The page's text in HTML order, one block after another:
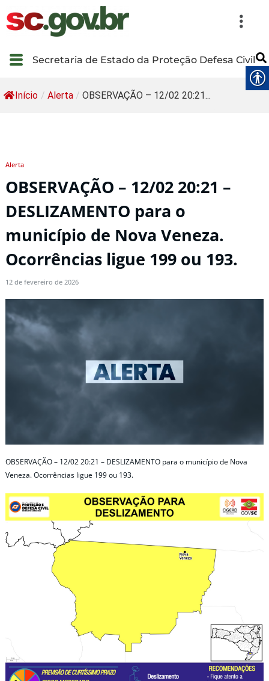
Secretaria de Estado da Proteção Defesa Civil
Início / Alerta / OBSERVAÇÃO – 12/02 20:21...
Alerta
OBSERVAÇÃO – 12/02 20:21 –
DESLIZAMENTO para o
município de Nova Veneza.
Ocorrências ligue 199 ou 193.
12 de fevereiro de 2026
OBSERVAÇÃO – 12/02 20:21 – DESLIZAMENTO para o município de Nova
Veneza. Ocorrências ligue 199 ou 193.